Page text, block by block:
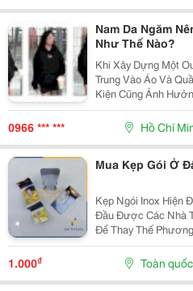
Nam Da Ngăm
Như Thế Nào?
Khi Xây Dựng Một
Trung Vào Áo Và
Kiện Cũng Ảnh
Nam Da Ngăm, Lựa
Thể Giúp Trang
0966 *** *** Hồ Chí
Mua Kẹp Gói Ở
Kẹp Ngói Inox Hiện
Đầu Được Các Nhà
Để Thay Thế
Trong Thi Công Mái
Chỉ Cần Đẹp Mà
Trước...
1.000₫ Toàn quốc